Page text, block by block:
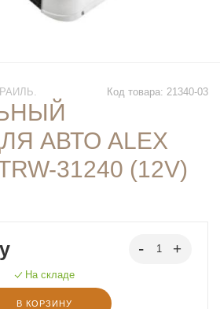
Код товара: 21340-03
АВТО ALEX
31240 (12V)
На складе
В КОРЗИНУ